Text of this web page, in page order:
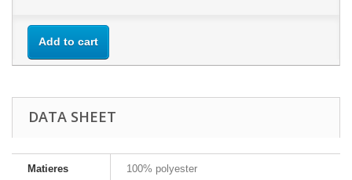
Add to cart
DATA SHEET
Matieres 100% polyester